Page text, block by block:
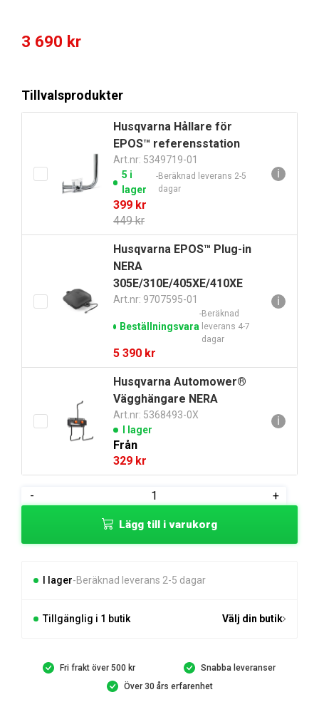
3 690 kr
Tillvalsprodukter
Husqvarna Hållare för
EPOS™ referensstation
Art.nr: 5349719-01
5 i
lager
Beräknad leverans 2-5
dagar
449kr
Det
ursprungliga
priset
var:
449 kr.
399 kr
Det
nuvarande
priset
är:
399 kr.
ℹ
Husqvarna EPOS™ Plug-in
NERA
305E/310E/405XE/410XE
Art.nr: 9707595-01
Beställningsvara
Beräknad
leverans 4-7
dagar
5 390 kr
ℹ
Husqvarna Automower®
Vägghängare NERA
Art.nr: 5368493-0X
I lager
Från
329 kr
ℹ
-
Husqvarna
Referensstation
+
Lägg till i varukorg
I lager Beräknad leverans 2-5 dagar
Tillgänglig i 1 butik Välj din butik
Fri frakt över 500 kr
Snabba leveranser
Över 30 års erfarenhet